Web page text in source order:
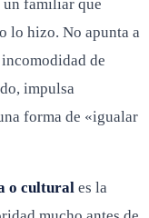
un familiar que
lo hizo. No apunta a
de
impulsa
forma de «igualar
o cultural es la